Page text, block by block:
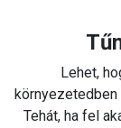
Lehet,
Tehát, ha fel